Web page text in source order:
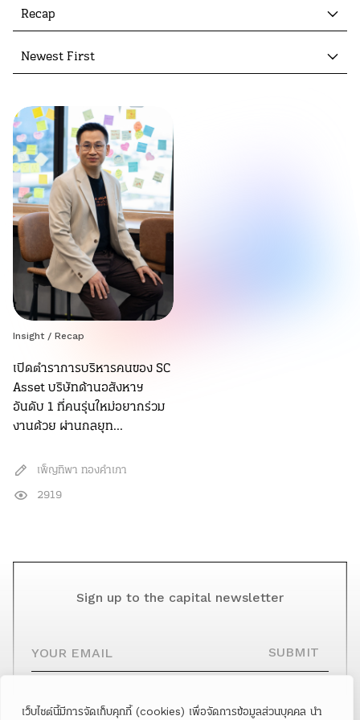
เว็บไซต์นี้มีการจัดเก็บคุกกี้ (cookies) เพื่อจัดการข้อมูลส่วนบุคคล นำ
Recap
Newest First
Insight / Recap
เปิดตำราการบริหารคนของ SC
Asset บริษัทด้านอสังหาฯ
อันดับ 1 ที่คนรุ่นใหม่อยากร่วม
งานด้วย ผ่านกลยุท...
เพ็ญทิพา ทองคำเภา
2919
Sign up to the capital newsletter
SUBMIT